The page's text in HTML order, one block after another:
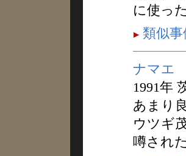
に使っ
類似事
ナマエ
1991年
あまり
ウツギ
噂された